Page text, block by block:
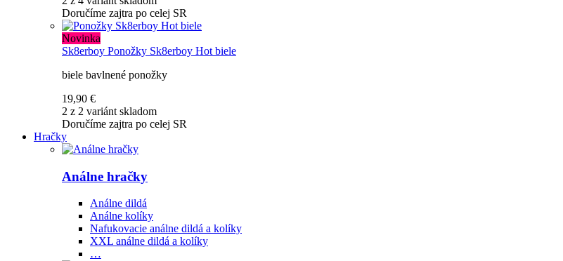
Doručíme zajtra po celej SR
Novinka
Sk8erboy Ponožky Sk8erboy Hot biele
biele bavlnené ponožky
19,90 €
2 z 2 variánt skladom
Doručíme zajtra po celej SR
Hračky
Análne hračky
Análne dildá
Análne kolíky
Nafukovacie análne dildá a kolíky
XXL análne dildá a kolíky
…